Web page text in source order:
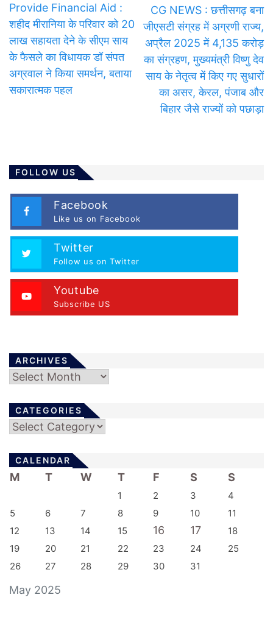
Provide Financial Aid :
शहीद मीरानिया के परिवार को 20
लाख सहायता देने के सीएम साय
के फैसले का विधायक डॉ संपत
अग्रवाल ने किया समर्थन, बताया
सकारात्मक पहल
CG NEWS : छत्तीसगढ़ बना
जीएसटी संग्रह में अग्रणी राज्य,
अप्रैल 2025 में 4,135 करोड़
का संग्रहण, मुख्यमंत्री विष्णु देव
साय के नेतृत्व में किए गए सुधारों
का असर, केरल, पंजाब और
बिहार जैसे राज्यों को पछाड़ा
FOLLOW US
Facebook
Like us on Facebook
Twitter
Follow us on Twitter
Youtube
Subscribe US
ARCHIVES
Archives
CATEGORIES
Categories
CALENDAR
May 2025
M T W T F S S
1 2 3
4
5
6 7 8 9 10
11
12
13 14 15 16 17
18
19
20 21 22 23 24
25
26
27 28 29 30 31